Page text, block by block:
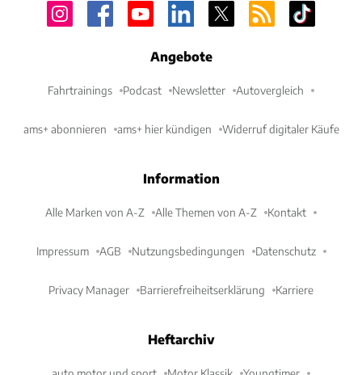
Angebote
Fahrtrainings Podcast Newsletter Autovergleich
ams+ abonnieren ams+ hier kündigen Widerruf digitaler Käufe
Information
Alle Marken von A-Z Alle Themen von A-Z Kontakt
Impressum AGB Nutzungsbedingungen Datenschutz
Privacy Manager Barrierefreiheitserklärung Karriere
Heftarchiv